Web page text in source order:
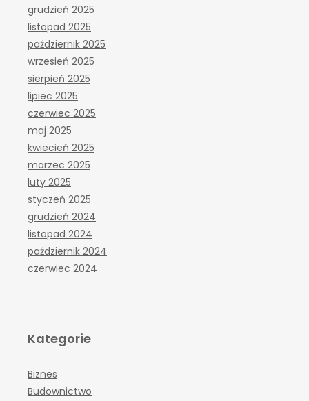
grudzień 2025
listopad 2025
październik 2025
wrzesień 2025
sierpień 2025
lipiec 2025
czerwiec 2025
maj 2025
kwiecień 2025
marzec 2025
luty 2025
styczeń 2025
grudzień 2024
listopad 2024
październik 2024
czerwiec 2024
Kategorie
Biznes
Budownictwo